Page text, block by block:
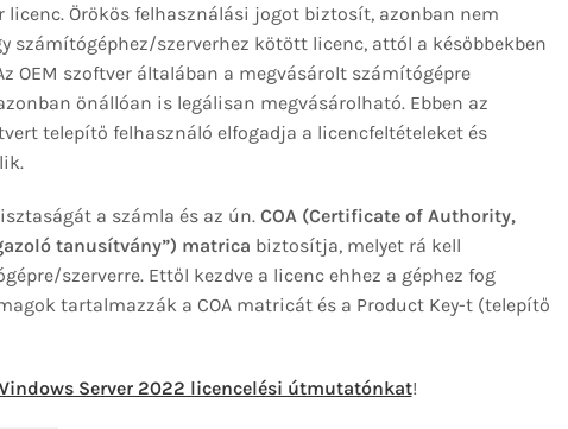
licenc. Örökös felhasználási jogot biztosít, azonban nem
számítógéphez/szerverhez kötött licenc, attól a későbbekben
OEM szoftver általában a megvásárolt számítógépre
önállóan is legálisan megvásárolható. Ebben az
telepítő felhasználó elfogadja a licencfeltételeket és
a számla és az ún. COA (Certificate of Authority,
tanusítvány”) matrica biztosítja, melyet rá kell
szerverre. Ettől kezdve a licenc ehhez a géphez fog
tartalmazzák a COA matricát és a Product Key-t (telepítő
Server 2022 licencelési útmutatónkat!